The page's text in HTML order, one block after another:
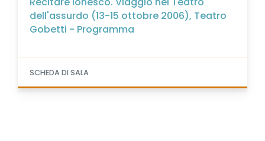
dell'assurdo (13-15 ottobre 2006), Teatro
Gobetti - Programma
SCHEDA DI SALA